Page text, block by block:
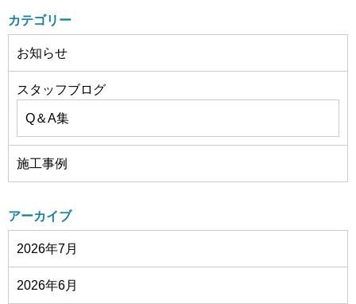
カテゴリー
お知らせ
スタッフブログ
Q＆A集
施工事例
アーカイブ
2026年7月
2026年6月